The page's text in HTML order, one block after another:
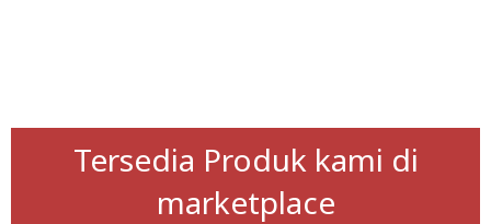
Tersedia Produk kami di
marketplace